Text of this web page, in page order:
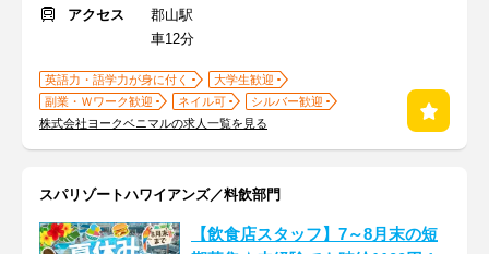
アクセス
郡山駅
車12分
英語力・語学力が身に付く
大学生歓迎
副業・Ｗワーク歓迎
ネイル可
シルバー歓迎
株式会社ヨークベニマルの求人一覧を見る
スパリゾートハワイアンズ／料飲部門
【飲食店スタッフ】7～8月末の短